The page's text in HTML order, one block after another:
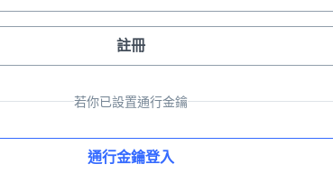
註冊
若你已設置通行金鑰
通行金鑰登入